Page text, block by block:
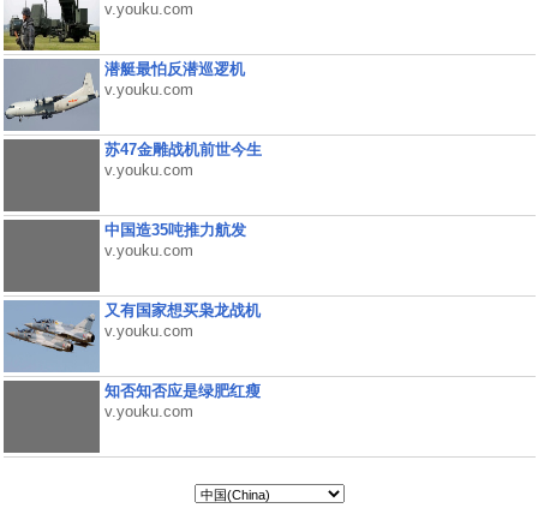
v.youku.com
潜艇最怕反潜巡逻机
v.youku.com
苏47金雕战机前世今生
v.youku.com
中国造35吨推力航发
v.youku.com
又有国家想买枭龙战机
v.youku.com
知否知否应是绿肥红瘦
v.youku.com